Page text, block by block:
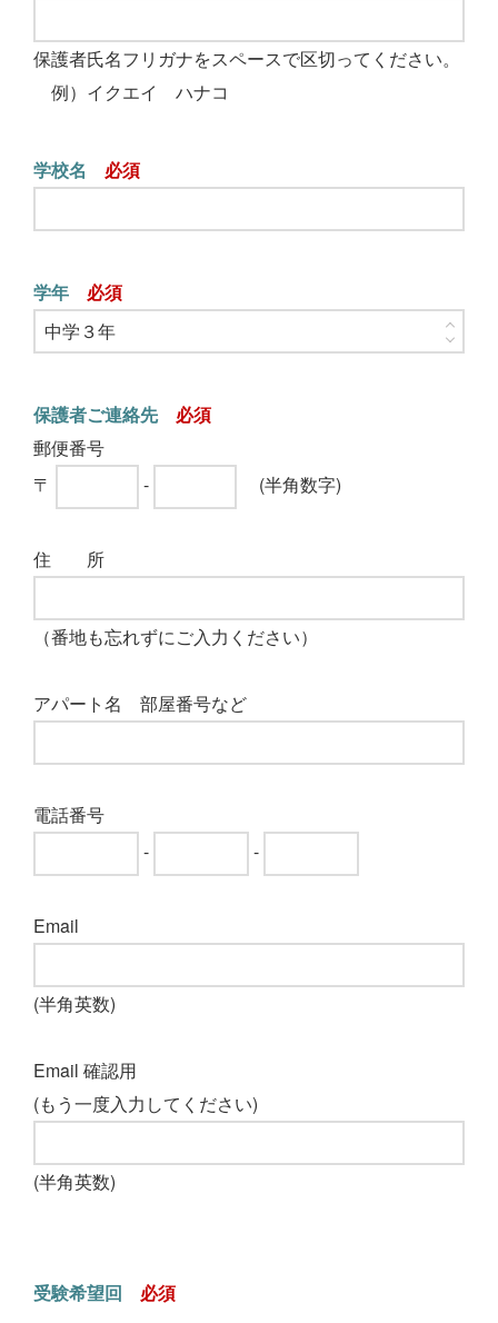
保護者氏名フリガナをスペースで区切ってください。
例）イクエイ ハナコ
学校名
学年
保護者ご連絡先
郵便番号
〒
- (半角数字)
住 所
（番地も忘れずにご入力ください）
アパート名 部屋番号など
電話番号
-
-
Email
(半角英数)
Email 確認用
(もう一度入力してください)
(半角英数)
受験希望回